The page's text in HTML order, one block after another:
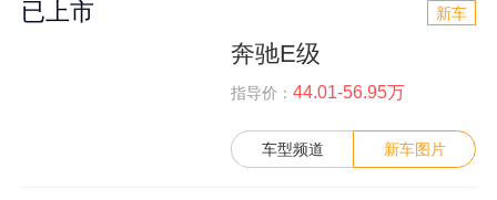
已上市 新车
奔驰E级
指导价： 44.01-56.95万
车型频道 新车图片